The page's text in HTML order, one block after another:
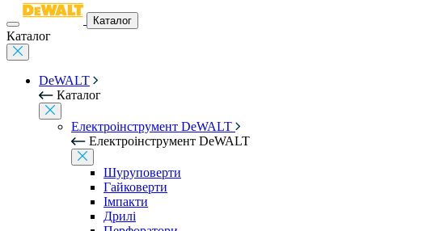
Каталог
Каталог
DeWALT
Каталог
Електроінструмент DeWALT
Електроінструмент DeWALT
Шуруповерти
Гайковерти
Імпакти
Дрилі